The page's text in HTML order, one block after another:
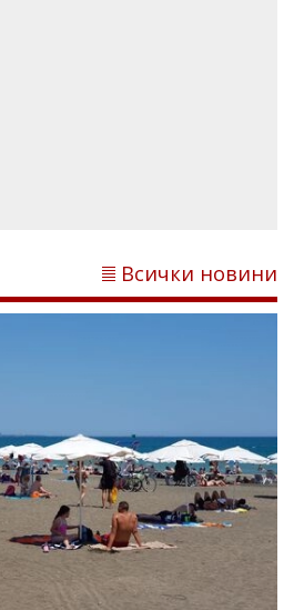
Всички новини